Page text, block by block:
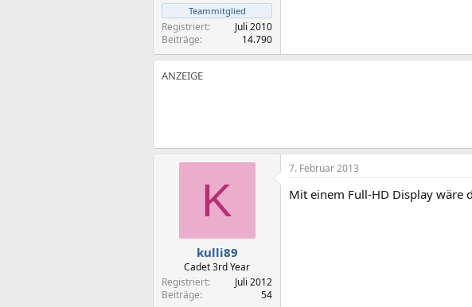
Teammitglied
Registriert
Juli 2010
Beiträge
14.790
K
kulli89
Cadet 3rd Year
Registriert
Juli 2012
Beiträge
54
7. Februar 2013
Mit einem Full-HD Display wäre